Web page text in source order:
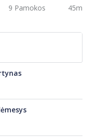
9 Pamokos 45m